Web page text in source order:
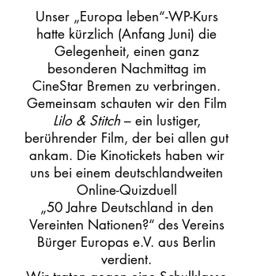
Unser „Europa leben“-WP-Kurs
hatte kürzlich (Anfang Juni) die
Gelegenheit, einen ganz
besonderen Nachmittag im
CineStar Bremen zu verbringen.
Gemeinsam schauten wir den Film
Lilo & Stitch– ein lustiger,
berührender Film, der bei allen gut
ankam. Die Kinotickets haben wir
uns bei einem deutschlandweiten
Online-Quizduell
„50 Jahre Deutschland in den
Vereinten Nationen?“ des Vereins
Bürger Europas e.V. aus Berlin
verdient.